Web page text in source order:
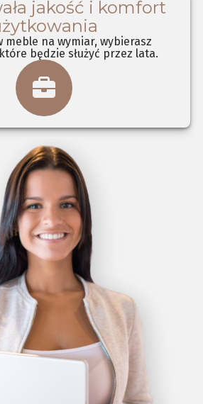
jakość i komfort
meble na wymiar, wybierasz
będzie służyć przez lata.